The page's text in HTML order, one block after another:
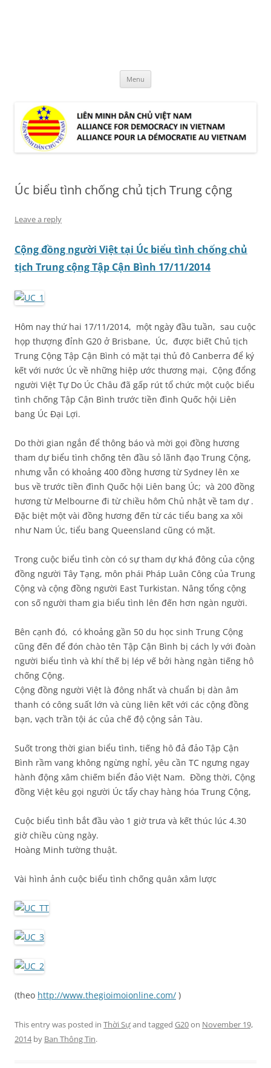
Menu
Úc biểu tình chống chủ tịch Trung cộng
Leave a reply
Cộng đồng người Việt tại Úc biểu tình chống chủ
tịch Trung cộng Tập Cận Bình 17/11/2014
Hôm nay thứ hai 17/11/2014, một ngày đầu tuần, sau cuộc
họp thượng đỉnh G20 ở Brisbane, Úc, được biết Chủ tịch
Trung Cộng Tập Cận Bình có mặt tại thủ đô Canberra để ký
kết với nước Úc về những hiệp ước thương mại, Cộng đổng
người Việt Tự Do Úc Châu đã gấp rút tổ chức một cuộc biểu
tình chống Tập Cận Bình trước tiền đình Quốc hội Liên
bang Úc Đại Lợi.
Do thời gian ngắn để thông báo và mời gọi đồng hương
tham dự biểu tình chống tên đầu sỏ lãnh đạo Trung Cộng,
nhưng vẫn có khoảng 400 đồng hương từ Sydney lên xe
bus về trước tiền đình Quốc hội Liên bang Úc; và 200 đồng
hương từ Melbourne đi từ chiều hôm Chủ nhật về tam dự .
Đặc biệt một vài đồng hương đến từ các tiểu bang xa xôi
như Nam Úc, tiểu bang Queensland cũng có mặt.
Trong cuộc biểu tình còn có sự tham dự khá đông của cộng
đồng người Tây Tạng, môn phái Pháp Luân Công của Trung
Cộng và cộng đồng người East Turkistan. Nâng tổng cộng
con số người tham gia biểu tình lên đến hơn ngàn người.
Bên cạnh đó, có khoảng gần 50 du học sinh Trung Cộng
cũng đến để đón chào tên Tập Cận Bình bị cách ly với đoàn
người biểu tình và khí thế bị lép vế bởi hàng ngàn tiếng hô
chống Cộng.
Cộng đồng người Việt là đông nhất và chuẩn bị dàn âm
thanh có công suất lớn và cùng liên kết với các cộng đồng
bạn, vạch trần tội ác của chế độ cộng sản Tàu.
Suốt trong thời gian biểu tình, tiếng hô đả đảo Tập Cận
Bình rầm vang không ngừng nghỉ, yêu cần TC ngưng ngay
hành động xâm chiếm biển đảo Việt Nam. Đồng thời, Cộng
đồng Việt kêu gọi người Úc tẩy chay hàng hóa Trung Cộng,
Cuộc biểu tình bắt đầu vào 1 giờ trưa và kết thúc lúc 4.30
giờ chiều cùng ngày.
Hoàng Minh tường thuật.
Vài hình ảnh cuộc biểu tình chống quân xâm lược
(theo http://www.thegioimoionline.com/ )
This entry was posted in Thời Sựand tagged G20on November 19,
2014by Ban Thông Tin.